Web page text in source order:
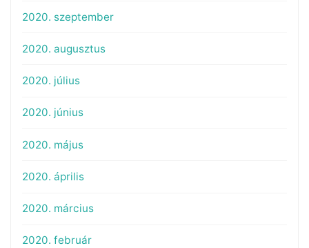
2020. szeptember
2020. augusztus
2020. július
2020. június
2020. május
2020. április
2020. március
2020. február